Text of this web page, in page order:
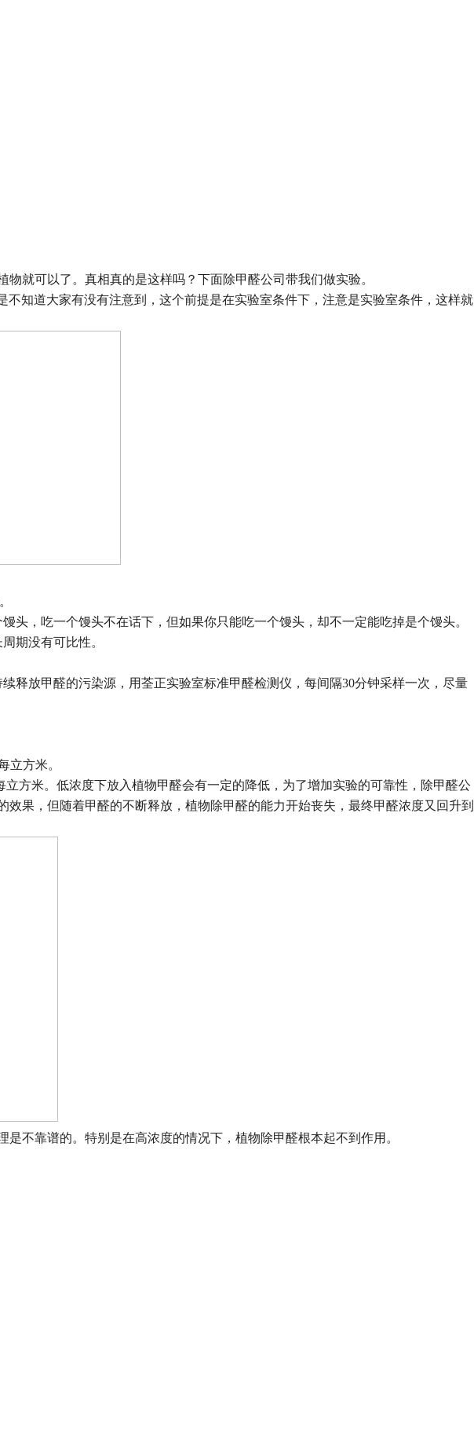
就可以了。真相真的是这样吗？下面除甲醛公司带我们做实验。
不知道大家有没有注意到，这个前提是在实验室条件下，注意是实验室条件，这样就
，吃一个馒头不在话下，但如果你只能吃一个馒头，却不一定能吃掉是个馒头。
期没有可比性。
释放甲醛的污染源，用荃正实验室标准甲醛检测仪，每间隔30分钟采样一次，尽量
立方米。
立方米。低浓度下放入植物甲醛会有一定的降低，为了增加实验的可靠性，除甲醛公
效果，但随着甲醛的不断释放，植物除甲醛的能力开始丧失，最终甲醛浓度又回升到
不靠谱的。特别是在高浓度的情况下，植物除甲醛根本起不到作用。